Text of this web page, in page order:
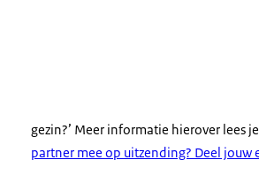
gezin?’ Meer informatie hierover lees
partner mee op uitzending? Deel jouw